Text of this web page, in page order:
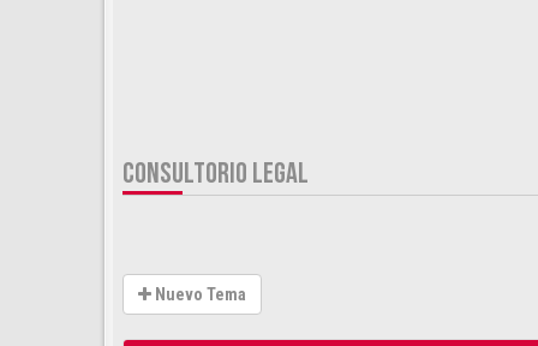
CONSULTORIO LEGAL
Nuevo Tema